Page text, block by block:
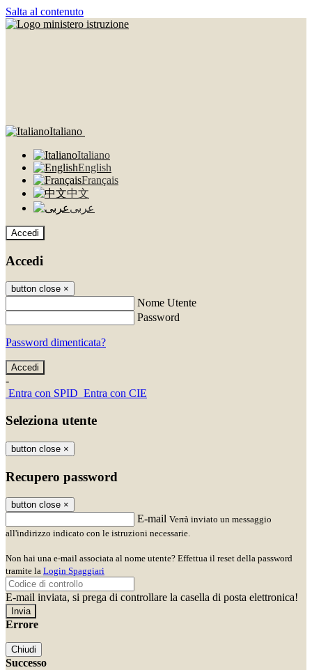
Salta al contenuto
Italiano
Italiano
English
Français
中文
عربى
Accedi
Accedi
button close ×
Nome Utente
Password
Password dimenticata?
-
Entra con SPID Entra con CIE
Seleziona utente
button close ×
Recupero password
button close ×
E-mail Verrà inviato un messaggio
all'indirizzo indicato con le istruzioni necessarie.
Non hai una e-mail associata al nome utente? Effettua il reset della password
tramite la Login Spaggiari
E-mail inviata, si prega di controllare la casella di posta elettronica!
Errore
Chiudi
Successo